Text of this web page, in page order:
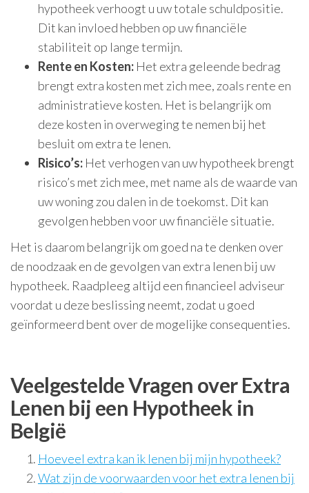
hypotheek verhoogt u uw totale schuldpositie.
Dit kan invloed hebben op uw financiële
stabiliteit op lange termijn.
Rente en Kosten: Het extra geleende bedrag
brengt extra kosten met zich mee, zoals rente en
administratieve kosten. Het is belangrijk om
deze kosten in overweging te nemen bij het
besluit om extra te lenen.
Risico’s: Het verhogen van uw hypotheek brengt
risico’s met zich mee, met name als de waarde van
uw woning zou dalen in de toekomst. Dit kan
gevolgen hebben voor uw financiële situatie.
Het is daarom belangrijk om goed na te denken over
de noodzaak en de gevolgen van extra lenen bij uw
hypotheek. Raadpleeg altijd een financieel adviseur
voordat u deze beslissing neemt, zodat u goed
geïnformeerd bent over de mogelijke consequenties.
Veelgestelde Vragen over Extra
Lenen bij een Hypotheek in
België
Hoeveel extra kan ik lenen bij mijn hypotheek?
Wat zijn de voorwaarden voor het extra lenen bij